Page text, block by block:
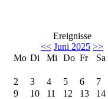
Ereignisse
<< Juni 2025 >>
Mo Di Mi Do Fr Sa
2
3 4 5 6 7
9
10 11 12 13 14